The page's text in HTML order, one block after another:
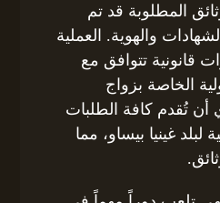
المطلوبة قد تم
والهوية. العملية
قانونية تتوافق مع
الخاصة بزواج
تُقدم كافة الطلبات
لبلد غينيا بيساو، مما